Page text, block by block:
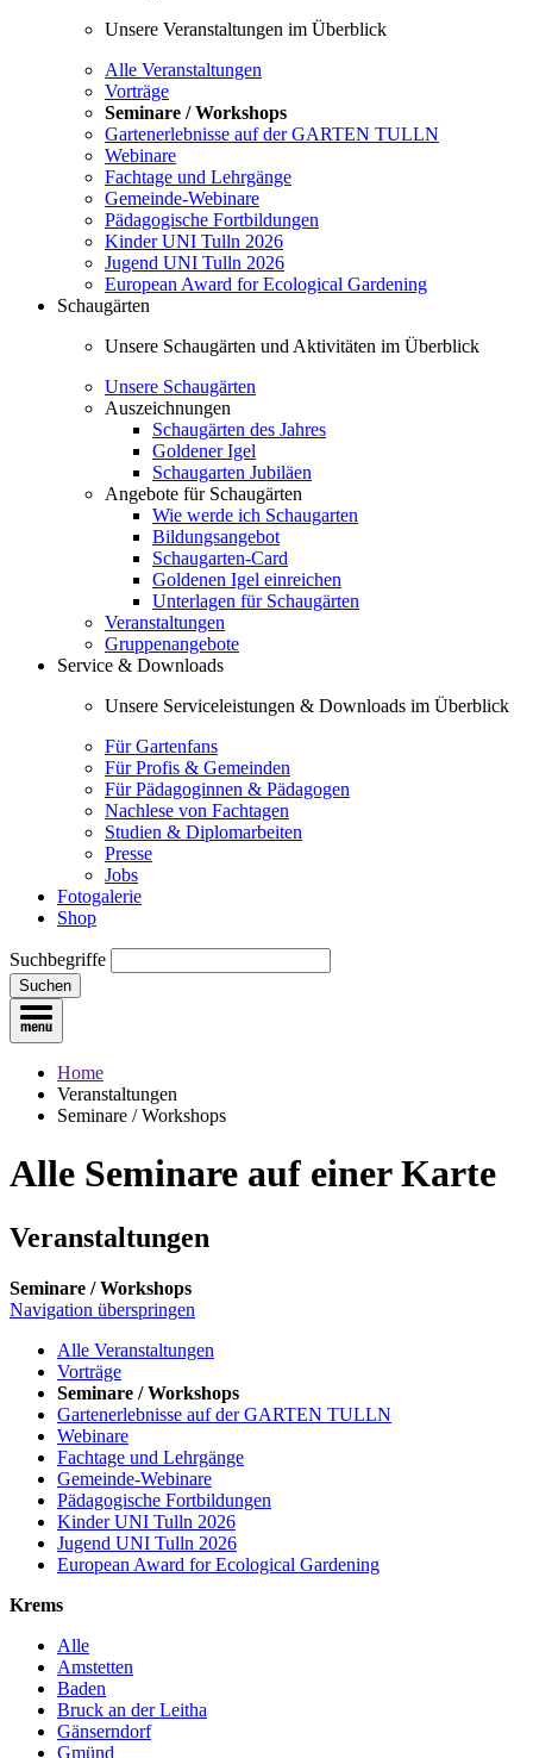
Unsere Veranstaltungen im Überblick
Alle Veranstaltungen
Vorträge
Seminare / Workshops
Gartenerlebnisse auf der GARTEN TULLN
Webinare
Fachtage und Lehrgänge
Gemeinde-Webinare
Pädagogische Fortbildungen
Kinder UNI Tulln 2026
Jugend UNI Tulln 2026
European Award for Ecological Gardening
Schaugärten
Unsere Schaugärten und Aktivitäten im Überblick
Unsere Schaugärten
Auszeichnungen
Schaugärten des Jahres
Goldener Igel
Schaugarten Jubiläen
Angebote für Schaugärten
Wie werde ich Schaugarten
Bildungsangebot
Schaugarten-Card
Goldenen Igel einreichen
Unterlagen für Schaugärten
Veranstaltungen
Gruppenangebote
Service & Downloads
Unsere Serviceleistungen & Downloads im Überblick
Für Gartenfans
Für Profis & Gemeinden
Für Pädagoginnen & Pädagogen
Nachlese von Fachtagen
Studien & Diplomarbeiten
Presse
Jobs
Fotogalerie
Shop
Suchbegriffe
Suchen
Home
Veranstaltungen
Seminare / Workshops
Alle Seminare auf einer Karte
Veranstaltungen
Seminare / Workshops
Navigation überspringen
Alle Veranstaltungen
Vorträge
Seminare / Workshops
Gartenerlebnisse auf der GARTEN TULLN
Webinare
Fachtage und Lehrgänge
Gemeinde-Webinare
Pädagogische Fortbildungen
Kinder UNI Tulln 2026
Jugend UNI Tulln 2026
European Award for Ecological Gardening
Krems
Alle
Amstetten
Baden
Bruck an der Leitha
Gänserndorf
Gmünd